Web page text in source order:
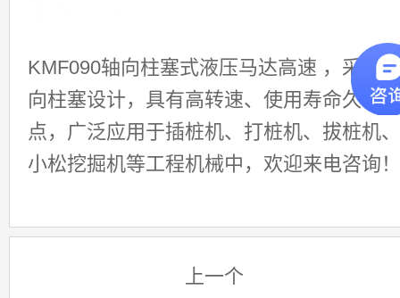
KMF090轴向柱塞式液压马达高速 ，采用轴
向柱塞设计，具有高转速、使用寿命久等特
点，广泛应用于插桩机、打桩机、拔桩机、
小松挖掘机等工程机械中，欢迎来电咨询！
上一个